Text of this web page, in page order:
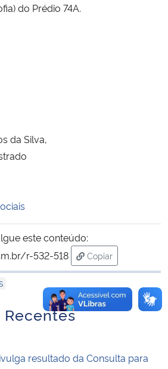
do Prédio 74A.
da Silva,
este conteúdo:
r-532-518
Copiar
para área de
resultado da Consulta para